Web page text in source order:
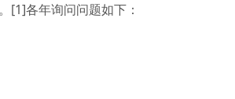
[1]各年询问问题如下：